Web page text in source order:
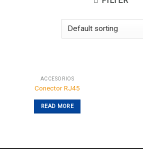
ACCESORIOS
Conector RJ45
READ MORE